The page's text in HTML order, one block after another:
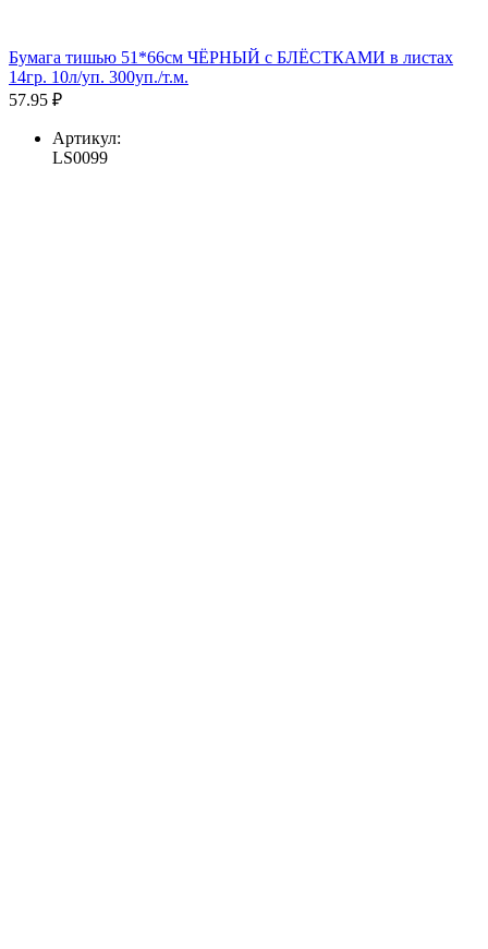
Бумага тишью 51*66см ЧЁРНЫЙ с БЛЁСТКАМИ в листах
14гр. 10л/уп. 300уп./т.м.
57.95 ₽
Артикул:
LS0099